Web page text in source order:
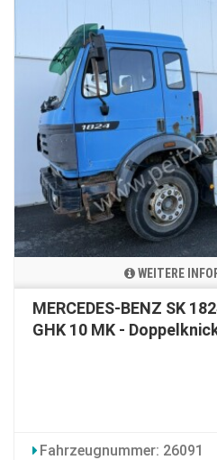
WEITERE
MERCEDES-BENZ SK
GHK 10 MK -
Fahrzeugnummer: 26091